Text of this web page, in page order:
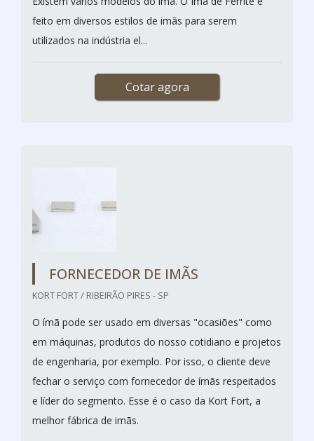
feito em diversos estilos de imãs para serem
utilizados na indústria el...
Cotar agora
FORNECEDOR DE IMÃS
KORT FORT / RIBEIRÃO PIRES - SP
O ímã pode ser usado em diversas "ocasiões" como
em máquinas, produtos do nosso cotidiano e projetos
de engenharia, por exemplo. Por isso, o cliente deve
fechar o serviço com fornecedor de ímãs respeitados
e líder do segmento. Esse é o caso da Kort Fort, a
melhor fábrica de imãs.